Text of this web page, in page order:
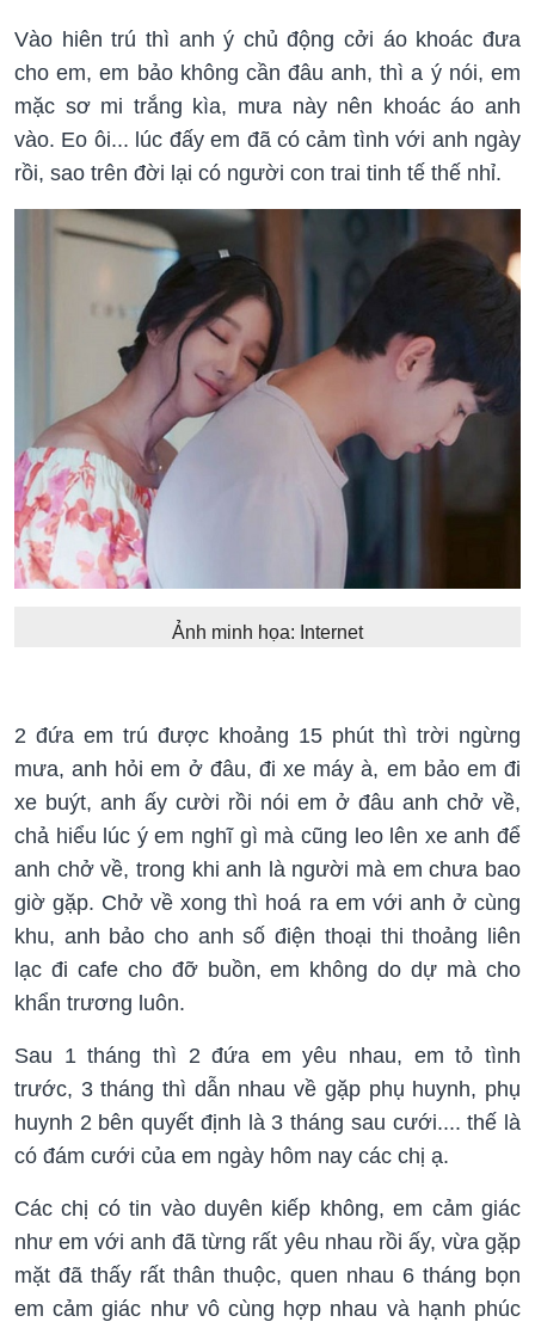
Vào hiên trú thì anh ý chủ động cởi áo khoác đưa
cho em, em bảo không cần đâu anh, thì a ý nói, em
mặc sơ mi trắng kìa, mưa này nên khoác áo anh
vào. Eo ôi... lúc đấy em đã có cảm tình với anh ngày
rồi, sao trên đời lại có người con trai tinh tế thế nhỉ.
Ảnh minh họa: Internet
2 đứa em trú được khoảng 15 phút thì trời ngừng
mưa, anh hỏi em ở đâu, đi xe máy à, em bảo em đi
xe buýt, anh ấy cười rồi nói em ở đâu anh chở về,
chả hiểu lúc ý em nghĩ gì mà cũng leo lên xe anh để
anh chở về, trong khi anh là người mà em chưa bao
giờ gặp. Chở về xong thì hoá ra em với anh ở cùng
khu, anh bảo cho anh số điện thoại thi thoảng liên
lạc đi cafe cho đỡ buồn, em không do dự mà cho
khẩn trương luôn.
Sau 1 tháng thì 2 đứa em yêu nhau, em tỏ tình
trước, 3 tháng thì dẫn nhau về gặp phụ huynh, phụ
huynh 2 bên quyết định là 3 tháng sau cưới.... thế là
có đám cưới của em ngày hôm nay các chị ạ.
Các chị có tin vào duyên kiếp không, em cảm giác
như em với anh đã từng rất yêu nhau rồi ấy, vừa gặp
mặt đã thấy rất thân thuộc, quen nhau 6 tháng bọn
em cảm giác như vô cùng hợp nhau và hạnh phúc